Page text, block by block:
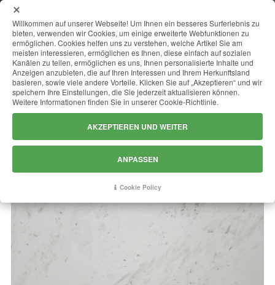
VOLAKAS
Willkommen auf unserer Webseite! Um Ihnen ein besseres Surferlebnis zu
bieten, verwenden wir Cookies, um einige erweiterte Webfunktionen zu
ermöglichen. Cookies helfen uns zu verstehen, welche Artikel Sie am
meisten interessieren, ermöglichen es Ihnen, diese einfach auf sozialen
Kanälen zu teilen, ermöglichen es uns, Ihnen personalisierte Inhalte und
Anzeigen anzubieten, die auf Ihren Interessen und Ihrem Herkunftsland
basieren, sowie viele andere Vorteile. Klicken Sie auf „Akzeptieren“ und wir
speichern Ihre Einstellungen, die Sie jederzeit aktualisieren können.
Weitere Informationen finden Sie in unserer Cookie-Richtlinie.
AKZEPTIEREN UND WEITER
ANPASSEN
Cookie Policy